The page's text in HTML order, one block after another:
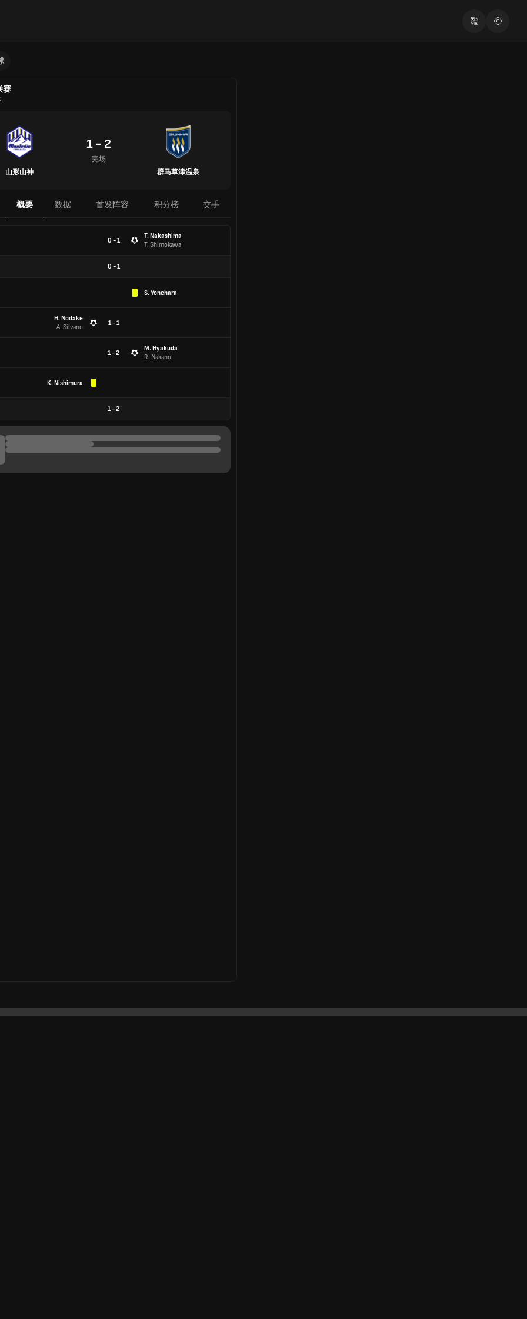
赛
山形山神
1 - 2
完场
群马草津温泉
概要 数据 首发阵容 积分榜 交手
0 - 1
T. Nakashima
T. Shimokawa
0 -1
S. Yonehara
H. Nodake
A. Silvano
1 - 1
1 - 2
M. Hyakuda
R. Nakano
K. Nishimura
1-2